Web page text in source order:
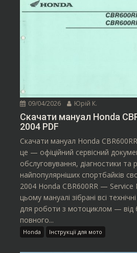
09/04/2026 Юрій К.
Скачати мануал Honda
2004 PDF
Скачати мануал Honda
це — офіційний сервісний
обслуговування, діагностики та
найпопулярніших спортбайків
2004 Honda CBR600RR — Service
цьому мануалі зібрані всі
для роботи з мотоциклом — від
повного...
Honda Інструкції для мото